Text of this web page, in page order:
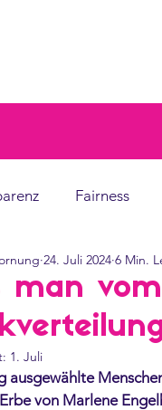
Fairness
Künstliche Intelligenz
man
24. Juli 2024 6 Min.
1. Juli
ausgewählte
von Marlene